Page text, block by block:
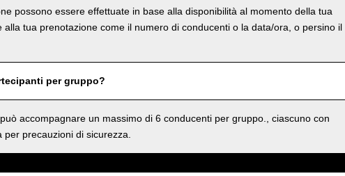
possono essere effettuate in base alla disponibilità al momento della tua
alla tua prenotazione come il numero di conducenti o la data/ora, o persino il
per gruppo?
accompagnare un massimo di 6 conducenti per gruppo., ciascuno con
precauzioni di sicurezza.